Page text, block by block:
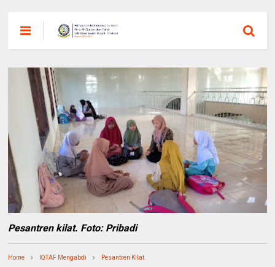
Pesantren kilat. Foto: Pribadi
Home IQTAF Mengabdi Pesantren Kilat